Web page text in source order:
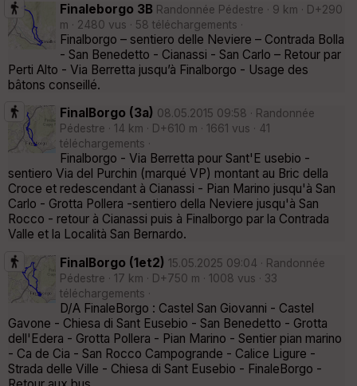
Finaleborgo 3B Randonnée Pédestre · 9 km · D+290
m · 2480 vus · 58 téléchargements ·
Finalborgo – sentiero delle Neviere – Contrada Bolla
- San Benedetto - Cianassi - San Carlo – Retour par
Perti Alto - Via Berretta jusqu’à Finalborgo - Usage des
bâtons conseillé.
FinalBorgo (3a) 08.05.2015 09:58 · Randonnée
Pédestre · 14 km · D+610 m · 1661 vus · 41
téléchargements ·
Finalborgo - Via Berretta pour Sant'E usebio -
sentiero Via del Purchin (marqué VP) montant au Bric della
Croce et redescendant à Cianassi - Pian Marino jusqu'à San
Carlo - Grotta Pollera -sentiero della Neviere jusqu'à San
Rocco - retour à Cianassi puis à Finalborgo par la Contrada
Valle et la Località San Bernardo.
FinalBorgo (1et2) 15.05.2025 09:04 · Randonnée
Pédestre · 17 km · D+750 m · 1008 vus · 33
téléchargements ·
D/A FinaleBorgo : Castel San Giovanni - Castel
Gavone - Chiesa di Sant Eusebio - San Benedetto - Grotta
dell'Edera - Grotta Pollera - Pian Marino - Sentier pian marino
- Ca de Cia - San Rocco Campogrande - Calice Ligure -
Strada delle Ville - Chiesa di Sant Eusebio - FinaleBorgo -